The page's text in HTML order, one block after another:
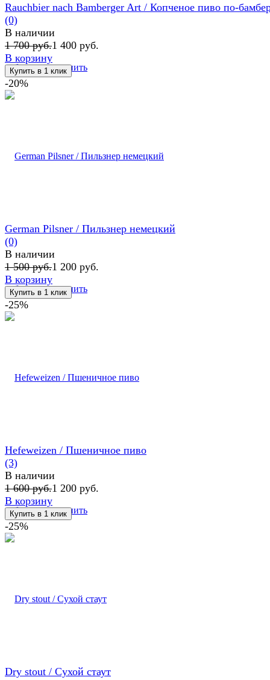
избранное сравнить
Rauchbier nach Bamberger Art / Копченое пиво по-
(0)
В наличии
1 700 руб.1 400 руб.
В корзину
-20%
избранное сравнить
German Pilsner / Пильзнер немецкий
(0)
В наличии
1 500 руб.1 200 руб.
В корзину
-25%
избранное сравнить
Hefeweizen / Пшеничное пиво
(3)
В наличии
1 600 руб.1 200 руб.
В корзину
-25%
Dry stout / Сухой стаут